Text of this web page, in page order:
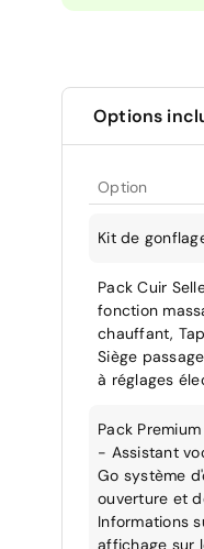
Options
Option
Kit de
Pack Cuir
fonction
chauffant,
Siège
à réglages
Pack
- Assistant
Go système
ouverture et
Informations
affichage sur